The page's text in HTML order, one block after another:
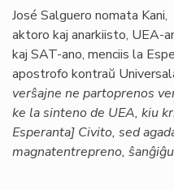
José Salguero nomata Kani,
aktoro kaj anarkiisto, UEA-
kaj SAT-ano, menciis la
apostrofo kontraŭ
verŝajne ne partoprenos
ke la sinteno de UEA, kiu
Esperanta] Civito, sed
magnatentrepreno,